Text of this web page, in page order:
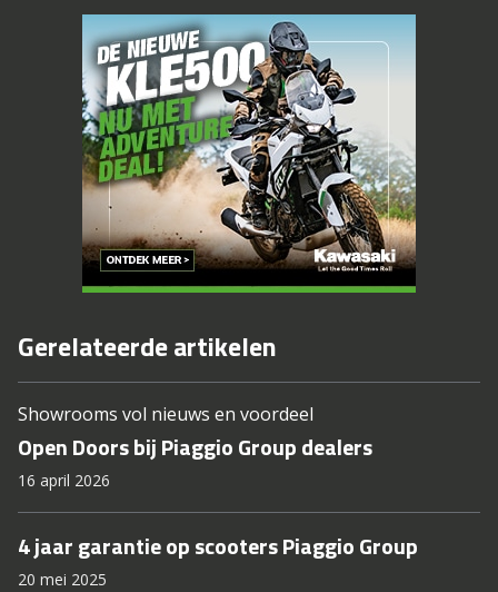
Gerelateerde artikelen
Showrooms vol nieuws en voordeel
Open Doors bij Piaggio Group dealers
16 april 2026
4 jaar garantie op scooters Piaggio Group
20 mei 2025